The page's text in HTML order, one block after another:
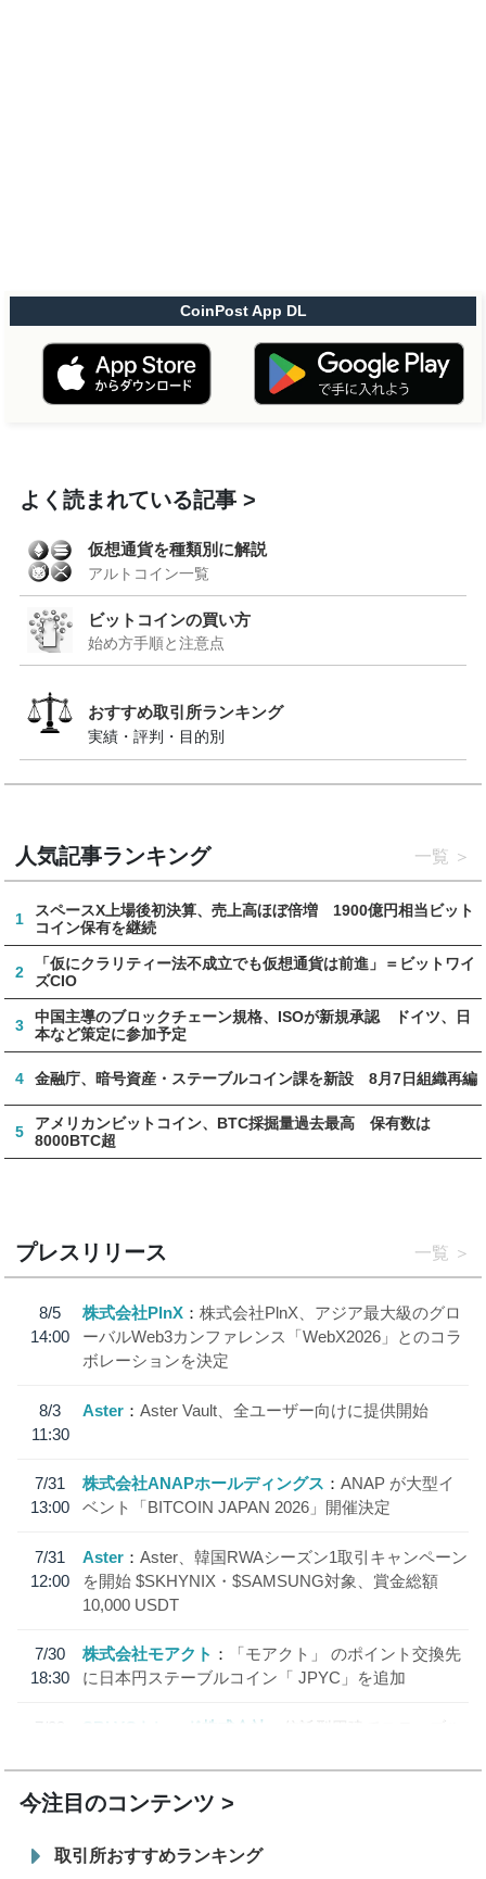
CoinPost App DL
よく読まれている記事
仮想通貨を種類別に解説
アルトコイン一覧
ビットコインの買い方
始め方手順と注意点
おすすめ取引所ランキング
実績・評判・目的別
人気記事ランキング 一覧
1
スペースX上場後初決算、売上高ほぼ倍増 1900億円相当ビット
コイン保有を継続
2
「仮にクラリティー法不成立でも仮想通貨は前進」＝ビットワイ
ズCIO
3
中国主導のブロックチェーン規格、ISOが新規承認 ドイツ、日
本など策定に参加予定
4 金融庁、暗号資産・ステーブルコイン課を新設 8月7日組織再編
5
アメリカンビットコイン、BTC採掘量過去最高 保有数は
8000BTC超
プレスリリース 一覧
8/5
14:00
株式会社PlnX
株式会社PlnX、アジア最大級のグロ
ーバルWeb3カンファレンス「WebX2026」とのコラ
ボレーションを決定
8/3
11:30
Aster Aster Vault、全ユーザー向けに提供開始
7/31
13:00
株式会社ANAPホールディングス
ANAP が大型イ
ベント「BITCOIN JAPAN 2026」開催決定
7/31
12:00
Aster
Aster、韓国RWAシーズン1取引キャンペーン
を開始 $SKHYNIX・$SAMSUNG対象、賞金総額
10,000 USDT
7/30
18:30
株式会社モアクト
「モアクト」 のポイント交換先
に日本円ステーブルコイン「 JPYC」を追加
7/29
SBI VCトレード株式会社
信託型円建てステーブル
今注目のコンテンツ
取引所おすすめランキング